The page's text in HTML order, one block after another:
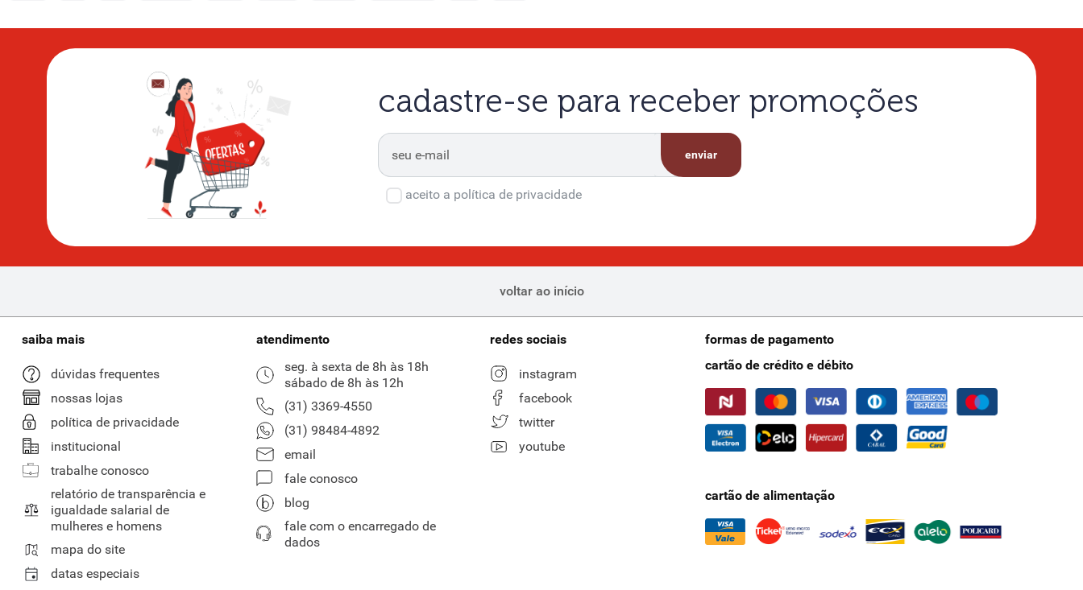
cadastre-se para receber promoções
enviar
aceito a política de privacidade
voltar ao início
saiba mais
dúvidas frequentes
nossas lojas
política de privacidade
institucional
trabalhe conosco
relatório de transparência e
igualdade salarial de
mulheres e homens
mapa do site
datas especiais
atendimento
seg. à sexta de 8h às 18h
sábado de 8h às 12h
(31) 3369-4550
(31) 98484-4892
email
fale conosco
blog
fale com o encarregado de
dados
redes sociais
instagram
facebook
twitter
youtube
formas de pagamento
cartão de crédito e débito
cartão de alimentação